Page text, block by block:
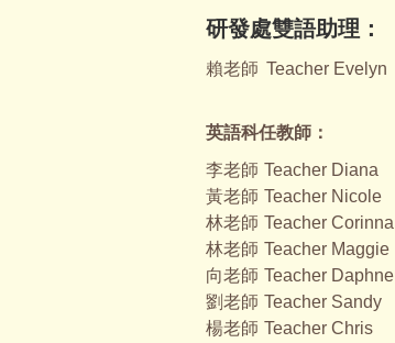
研發處雙語助理：
賴老師 Teacher Evelyn
英語科任教師：
李老師 Teacher Diana
黃老師 Teacher Nicole
林老師 Teacher Corinna
林老師 Teacher Maggie
向老師 Teacher Daphne
劉老師 Teacher Sandy
楊老師 Teacher Chris